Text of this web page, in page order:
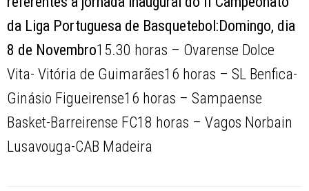
da Liga Portuguesa de Basquetebol: Domingo, dia
8 de Novembro15.30 horas – Ovarense Dolce
Vita- Vitória de Guimarães16 horas – SL Benfica-
Ginásio Figueirense16 horas – Sampaense
Basket-Barreirense FC18 horas – Vagos Norbain
Lusavouga-CAB Madeira